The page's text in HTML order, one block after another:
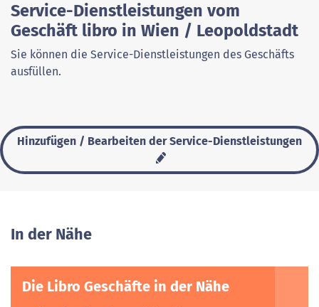
Service-Dienstleistungen vom
Geschäft libro in Wien / Leopoldstadt
Sie können die Service-Dienstleistungen des Geschäfts
ausfüllen.
Hinzufügen / Bearbeiten der Service-Dienstleistungen
In der Nähe
Die Libro Geschäfte in der Nähe